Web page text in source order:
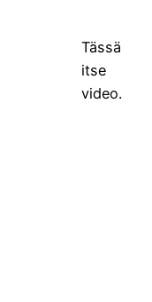
Tässä
itse
video.